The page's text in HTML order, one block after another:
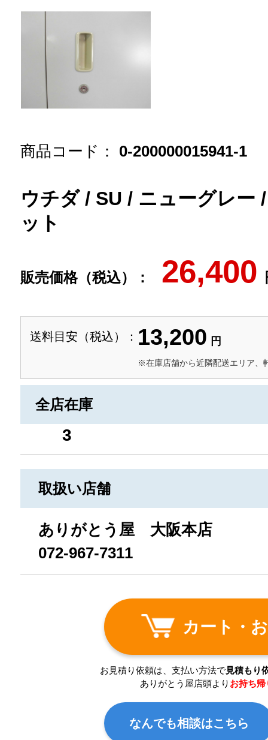
商品コード： 0-200000015941-1
ウチダ / SU / ニューグレー
ット
販売価格（税込）： 26,400
送料目安（税込）： 13,200 円
※在庫店舗から近隣配送エリア、
全店在庫
3
取扱い店舗
ありがとう屋 大阪本店
072-967-7311
カート・
お見積り依頼は、支払い方法で見積もり
ありがとう屋店頭より お持ち帰
なんでも相談はこちら